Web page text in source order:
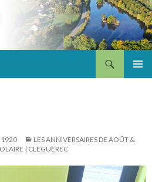
LES ANNIVERSAIRES DE AOÛT &
| CLEGUEREC